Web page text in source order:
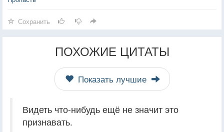
Сохранить
ПОХОЖИЕ ЦИТАТЫ
Показать лучшие
Видеть что-нибудь ещё не значит это
признавать.